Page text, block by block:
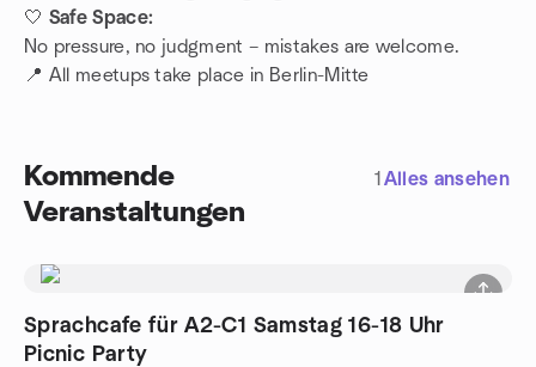
🤍 Safe Space:
No pressure, no judgment – mistakes are welcome.
📍 All meetups take place in Berlin-Mitte
Kommende
Veranstaltungen
1 Alles ansehen
Sprachcafe für A2-C1 Samstag 16-18 Uhr
Picnic Party